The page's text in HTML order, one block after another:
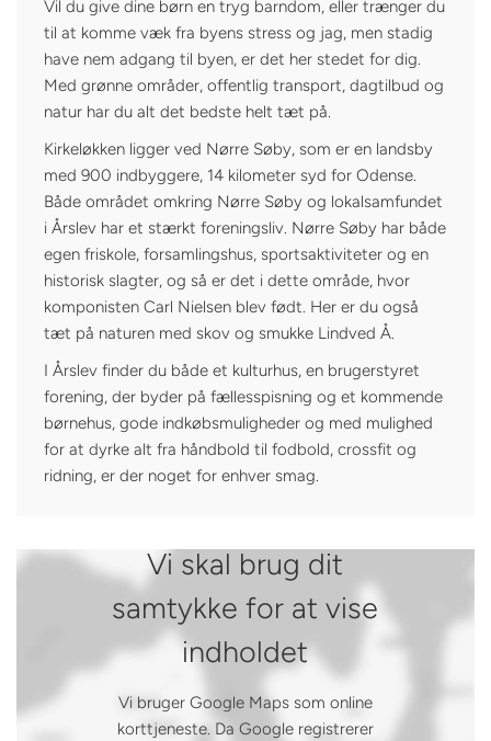
Vil du give dine børn en tryg barndom, eller trænger du
til at komme væk fra byens stress og jag, men stadig
have nem adgang til byen, er det her stedet for dig.
Med grønne områder, offentlig transport, dagtilbud og
natur har du alt det bedste helt tæt på.
Kirkeløkken ligger ved Nørre Søby, som er en landsby
med 900 indbyggere, 14 kilometer syd for Odense.
Både området omkring Nørre Søby og lokalsamfundet
i Årslev har et stærkt foreningsliv. Nørre Søby har både
egen friskole, forsamlingshus, sportsaktiviteter og en
historisk slagter, og så er det i dette område, hvor
komponisten Carl Nielsen blev født. Her er du også
tæt på naturen med skov og smukke Lindved Å.
I Årslev finder du både et kulturhus, en brugerstyret
forening, der byder på fællesspisning og et kommende
børnehus, gode indkøbsmuligheder og med mulighed
for at dyrke alt fra håndbold til fodbold, crossfit og
ridning, er der noget for enhver smag.
Vi skal brug dit
samtykke for at vise
indholdet
Vi bruger Google Maps som online
korttjeneste. Da Google registrerer